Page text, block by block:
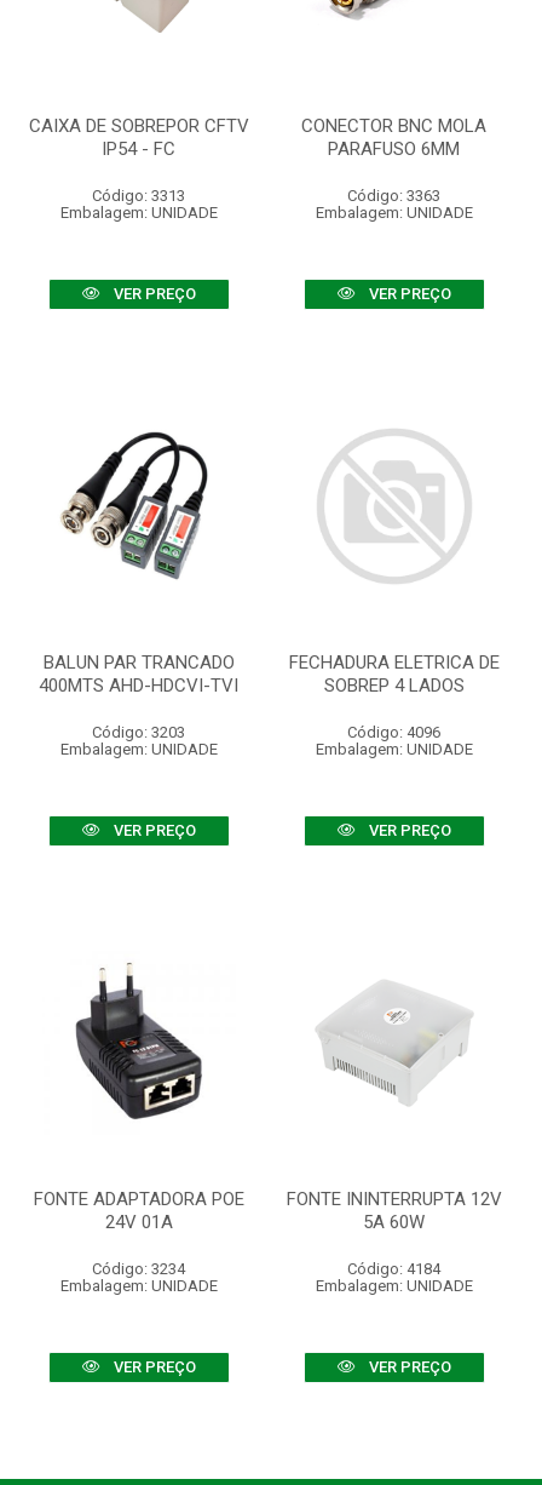
CAIXA DE SOBREPOR CFTV
IP54 - FC
Código: 3313
Embalagem: UNIDADE
VER PREÇO
CONECTOR BNC MOLA
PARAFUSO 6MM
Código: 3363
Embalagem: UNIDADE
VER PREÇO
BALUN PAR TRANCADO
400MTS AHD-HDCVI-TVI
Código: 3203
Embalagem: UNIDADE
VER PREÇO
FECHADURA ELETRICA DE
SOBREP 4 LADOS
Código: 4096
Embalagem: UNIDADE
VER PREÇO
FONTE ADAPTADORA POE
24V 01A
Código: 3234
Embalagem: UNIDADE
VER PREÇO
FONTE ININTERRUPTA 12V
5A 60W
Código: 4184
Embalagem: UNIDADE
VER PREÇO